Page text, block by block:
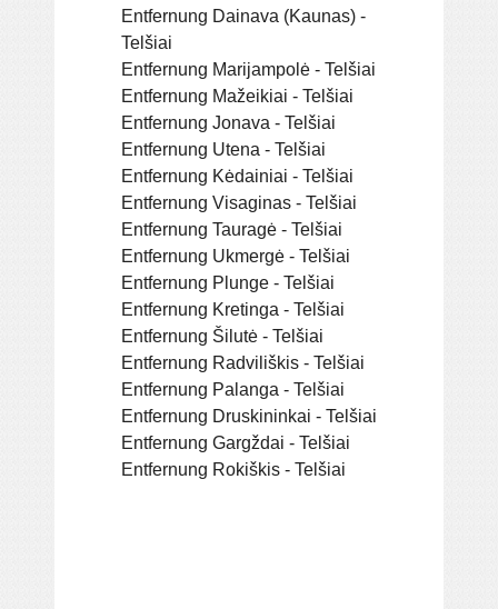
Entfernung Dainava (Kaunas) -
Telšiai
Entfernung Marijampolė - Telšiai
Entfernung Mažeikiai - Telšiai
Entfernung Jonava - Telšiai
Entfernung Utena - Telšiai
Entfernung Kėdainiai - Telšiai
Entfernung Visaginas - Telšiai
Entfernung Tauragė - Telšiai
Entfernung Ukmergė - Telšiai
Entfernung Plunge - Telšiai
Entfernung Kretinga - Telšiai
Entfernung Šilutė - Telšiai
Entfernung Radviliškis - Telšiai
Entfernung Palanga - Telšiai
Entfernung Druskininkai - Telšiai
Entfernung Gargždai - Telšiai
Entfernung Rokiškis - Telšiai